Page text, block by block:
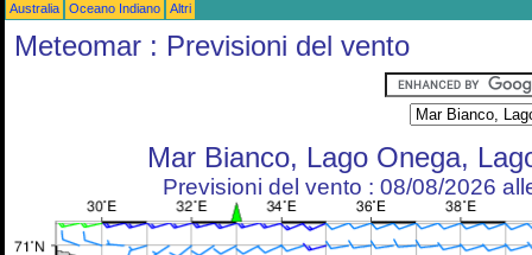
Australia
Oceano Indiano Altri
Meteomar : Previsioni del vento
Mar Bianco, Lago Onega,
Previsioni del vento : 08/08/2026